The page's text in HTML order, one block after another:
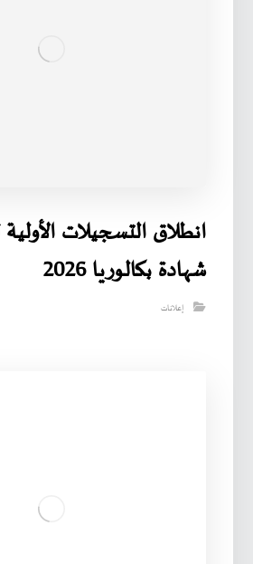
انطلاق التسجيلات
شهادة بكالوريا 2026
إعلانات